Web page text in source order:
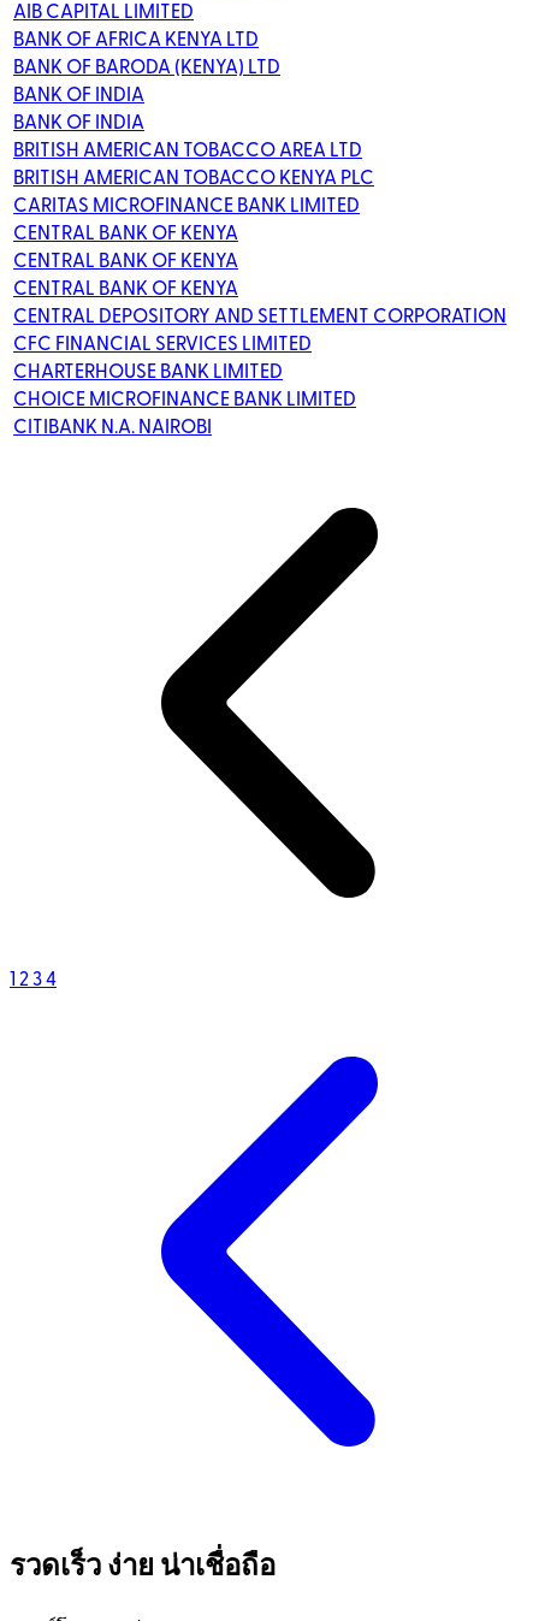
AIB CAPITAL LIMITED
BANK OF AFRICA KENYA LTD
BANK OF BARODA (KENYA) LTD
BANK OF INDIA
BANK OF INDIA
BRITISH AMERICAN TOBACCO AREA LTD
BRITISH AMERICAN TOBACCO KENYA PLC
CARITAS MICROFINANCE BANK LIMITED
CENTRAL BANK OF KENYA
CENTRAL BANK OF KENYA
CENTRAL BANK OF KENYA
CENTRAL DEPOSITORY AND SETTLEMENT CORPORATION
CFC FINANCIAL SERVICES LIMITED
CHARTERHOUSE BANK LIMITED
CHOICE MICROFINANCE BANK LIMITED
CITIBANK N.A. NAIROBI
1 234
รวดเร็ว ง่าย น่าเชื่อถือ